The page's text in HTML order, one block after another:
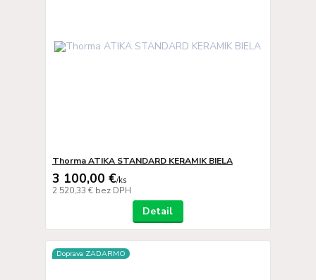
Thorma ATIKA STANDARD KERAMIK BIELA
3 100,00 €/ks
2 520,33 € bez DPH
Detail
Doprava ZADARMO